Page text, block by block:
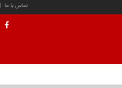
| تماس با ما